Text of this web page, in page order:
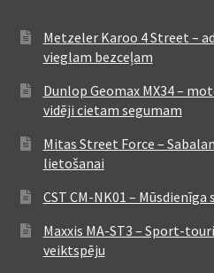
Metzeler Karoo 4 Street –
vieglam bezceļam
Dunlop Geomax MX34 –
vidēji cietam segumam
Mitas Street Force –
lietošanai
CST CM-NK01 –
Maxxis MA-ST3 – Sport-
veiktspēju